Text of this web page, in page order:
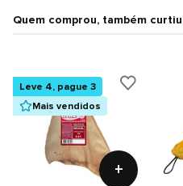
Quem comprou, também curtiu
Leve 4, pague 3
Mais vendidos
+